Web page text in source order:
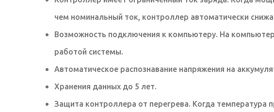
чем номинальный ток, контроллер автоматически
Возможность подключения к компьютеру. На
работой системы.
Автоматическое распознавание напряжения на
Хранения данных до 5 лет.
Защита контроллера от перегрева. Когда температура